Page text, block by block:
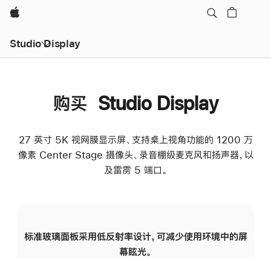
Apple
Studio Display
购买 Studio Display
27 英寸 5K 视网膜显示屏、支持桌上视角功能的 1200 万
像素 Center Stage 摄像头、录音棚级麦克风和扬声器，以
及雷雳 5 端口。
标准玻璃面板采用低反射率设计，可减少使用环境中的屏
幕眩光。